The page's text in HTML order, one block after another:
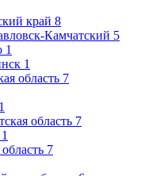
край 8
Камчатский 5
1
1
область 7
1
область 7
1
7